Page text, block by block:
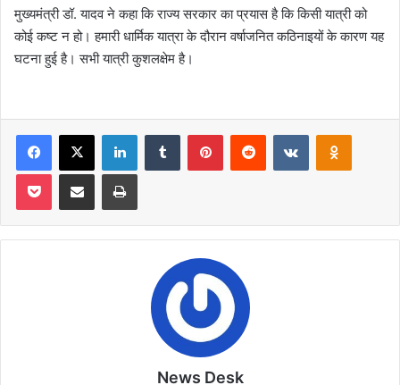
मुख्यमंत्री डॉ. यादव ने कहा कि राज्य सरकार का प्रयास है कि किसी यात्री को
कोई कष्ट न हो। हमारी धार्मिक यात्रा के दौरान वर्षाजनित कठिनाइयों के कारण यह
घटना हुई है। सभी यात्री कुशलक्षेम है।
Facebook
X LinkedInTumblr PinterestReddit VKontakte
Pocket Share via Email Print
News Desk